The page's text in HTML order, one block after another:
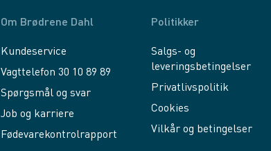
Om Brødrene Dahl
Kundeservice
Vagttelefon 30 10 89 89
Spørgsmål og svar
Job og karriere
Fødevarekontrolrapport
Politikker
Salgs- og
leveringsbetingelser
Privatlivspolitik
Cookies
Vilkår og betingelser